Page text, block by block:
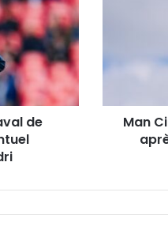
de
furieux
l’annonce
Man